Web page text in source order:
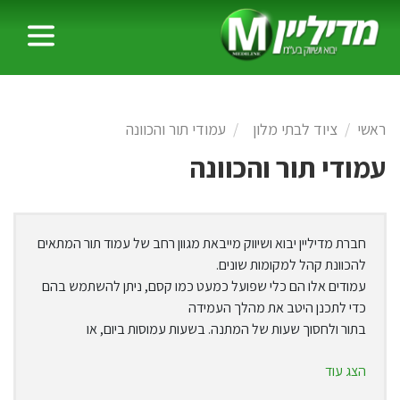
ראשי ציוד לבתי מלון עמודי תור והכוונה
עמודי תור והכוונה
חברת מדיליין יבוא ושיווק מייבאת מגוון רחב של עמוד תור המתאים
להכוונת קהל למקומות שונים.
עמודים אלו הם כלי שפועל כמעט כמו קסם, ניתן להשתמש בהם
כדי לתכנן היטב את מהלך העמידה
בתור ולחסוך שעות של המתנה. בשעות עמוסות ביום, או
בחודש, כמעט
הצג עוד